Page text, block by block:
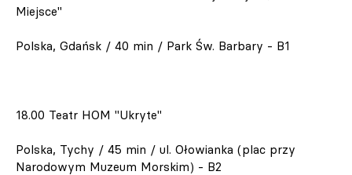
Miejsce"
Polska, Gdańsk / 40 min / Park Św. Barbary - B1
18.00 Teatr HOM "Ukryte"
Polska, Tychy / 45 min / ul. Ołowianka (plac przy
Narodowym Muzeum Morskim) - B2